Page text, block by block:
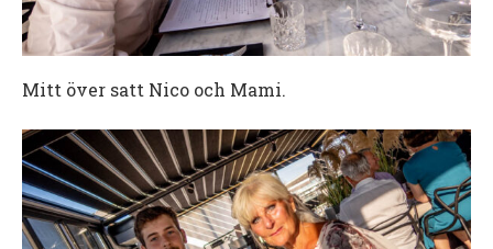
Mitt över satt Nico och Mami.